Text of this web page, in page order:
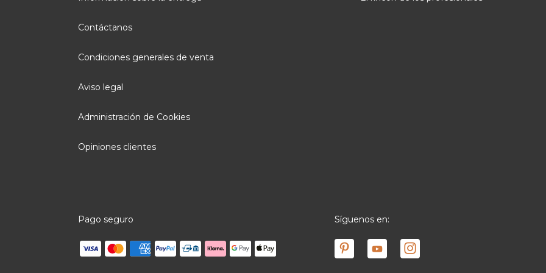
Contáctanos
Condiciones generales de venta
Aviso legal
Administración de Cookies
Opiniones clientes
Pago seguro Síguenos en: